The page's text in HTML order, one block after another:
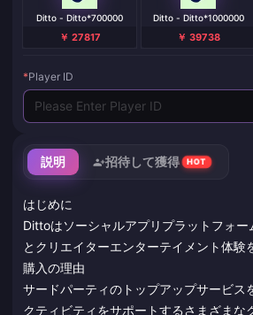
説明 招待して獲得 HOT
はじめに
Dittoはソーシャルアプリプラットフォー
とクリエイターエンターテイメント体験
購入の理由
サードパーティのトップアップサービス
クティビティをサポートするさまざまな
Ditto - Ditto*700000
￥ 27817
Ditto - Ditto*1000000
￥ 39738
*Player ID